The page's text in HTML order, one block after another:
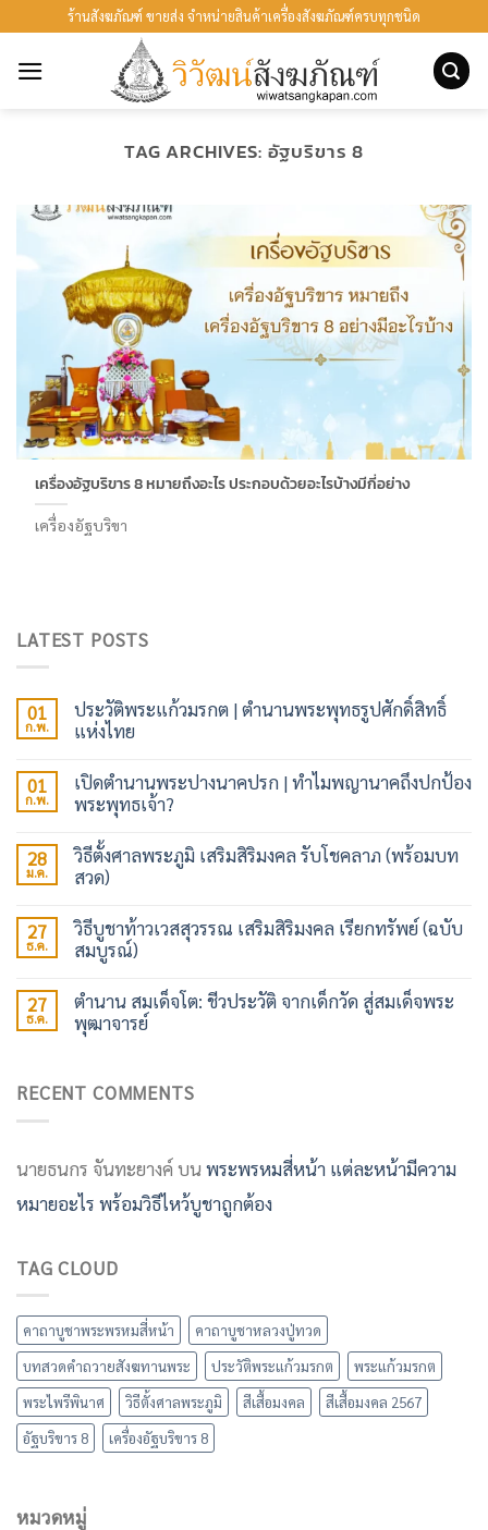
ร้านสังฆภัณฑ์ ขายส่ง จำหน่ายสินค้าเครื่องสังฆภัณฑ์ครบทุกชนิด
TAG ARCHIVES: อัฐบริขาร 8
เครื่องอัฐบริขาร 8 หมายถึงอะไร ประกอบด้วยอะไรบ้างมีกี่อย่าง
เครื่องอัฐบริขา
LATEST POSTS
01
ก.พ.
ประวัติพระแก้วมรกต | ตำนานพระพุทธรูปศักดิ์สิทธิ์
แห่งไทย
01
ก.พ.
เปิดตำนานพระปางนาคปรก | ทำไมพญานาคถึงปกป้อง
พระพุทธเจ้า?
28
ม.ค.
วิธีตั้งศาลพระภูมิ เสริมสิริมงคล รับโชคลาภ (พร้อมบท
สวด)
27
ธ.ค.
วิธีบูชาท้าวเวสสุวรรณ เสริมสิริมงคล เรียกทรัพย์ (ฉบับ
สมบูรณ์)
27
ธ.ค.
ตำนาน สมเด็จโต: ชีวประวัติ จากเด็กวัด สู่สมเด็จพระ
พุฒาจารย์
RECENT COMMENTS
นายธนกร จันทะยางค์ บน พระพรหมสี่หน้า แต่ละหน้ามีความ
หมายอะไร พร้อมวิธีไหว้บูชาถูกต้อง
TAG CLOUD
คาถาบูชาพระพรหมสี่หน้า
คาถาบูชาหลวงปู่ทวด
บทสวดคำถวายสังฆทานพระ
ประวัติพระแก้วมรกต
พระแก้วมรกต
พระไพรีพินาศ
วิธีตั้งศาลพระภูมิ สีเสื้อมงคล
สีเสื้อมงคล 2567
อัฐบริขาร 8
เครื่องอัฐบริขาร 8
หมวดหมู่